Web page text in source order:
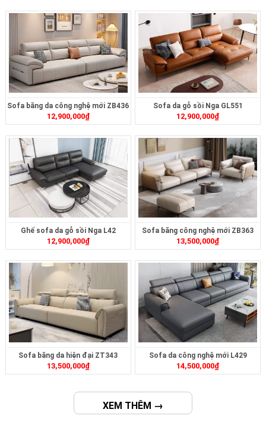
Sofa băng da công nghệ mới ZB436
12,900,000₫
Sofa da gỗ sồi Nga GL551
12,900,000₫
Ghế sofa da gỗ sồi Nga L42
12,900,000₫
Sofa băng công nghệ mới ZB363
13,500,000₫
Sofa băng da hiện đại ZT343
13,500,000₫
Sofa da công nghệ mới L429
14,500,000₫
XEM THÊM →